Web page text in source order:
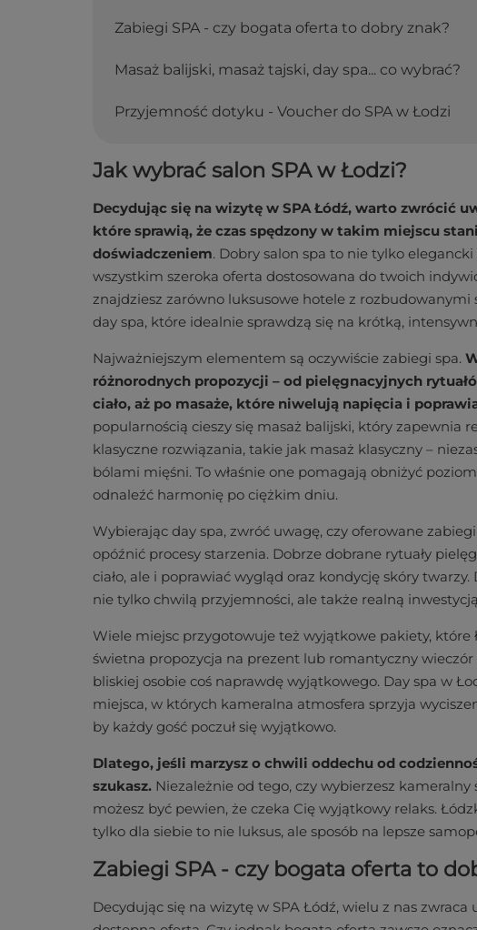
Zabiegi SPA - czy bogata oferta to dobry znak?
Masaż balijski, masaż tajski, day spa... co wybrać?
Przyjemność dotyku - Voucher do SPA w Łodzi
Jak wybrać salon SPA w Łodzi?
Decydując się na wizytę w SPA Łódź, warto zwrócić
które sprawią, że czas spędzony w takim miejscu
doświadczeniem. Dobry salon spa to nie tylko
wszystkim szeroka oferta dostosowana do twoich
znajdziesz zarówno luksusowe hotele z
day spa, które idealnie sprawdzą się na krótką,
Najważniejszym elementem są oczywiście zabiegi spa.
różnorodnych propozycji – od pielęgnacyjnych
ciało, aż po masaże, które niwelują napięcia i
popularnością cieszy się masaż balijski, który zapewnia
klasyczne rozwiązania, takie jak masaż klasyczny –
bólami mięśni. To właśnie one pomagają obniżyć
odnaleźć harmonię po ciężkim dniu.
Wybierając day spa, zwróć uwagę, czy oferowane
opóźnić procesy starzenia. Dobrze dobrane rytuały
ciało, ale i poprawiać wygląd oraz kondycję skóry
nie tylko chwilą przyjemności, ale także realną
Wiele miejsc przygotowuje też wyjątkowe pakiety, które
świetna propozycja na prezent lub romantyczny
bliskiej osobie coś naprawdę wyjątkowego. Day spa w
miejsca, w których kameralna atmosfera sprzyja
by każdy gość poczuł się wyjątkowo.
Dlatego, jeśli marzysz o chwili oddechu od
szukasz. Niezależnie od tego, czy wybierzesz
możesz być pewien, że czeka Cię wyjątkowy relaks.
tylko dla siebie to nie luksus, ale sposób na lepsze
Zabiegi SPA - czy bogata oferta to
Decydując się na wizytę w SPA Łódź, wielu z nas zwraca